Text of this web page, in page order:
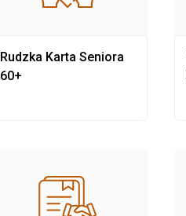
Rudzka Karta Seniora
60+